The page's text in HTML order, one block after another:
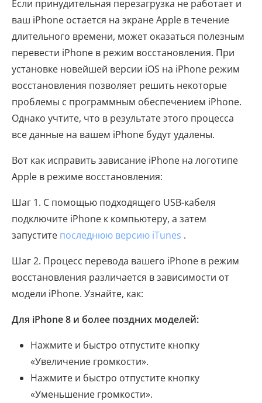
Если принудительная перезагрузка не работает и
ваш iPhone остается на экране Apple в течение
длительного времени, может оказаться полезным
перевести iPhone в режим восстановления. При
установке новейшей версии iOS на iPhone режим
восстановления позволяет решить некоторые
проблемы с программным обеспечением iPhone.
Однако учтите, что в результате этого процесса
все данные на вашем iPhone будут удалены.
Вот как исправить зависание iPhone на логотипе
Apple в режиме восстановления:
Шаг 1. С помощью подходящего USB-кабеля
подключите iPhone к компьютеру, а затем
запустите последнюю версию iTunes .
Шаг 2. Процесс перевода вашего iPhone в режим
восстановления различается в зависимости от
модели iPhone. Узнайте, как:
Для iPhone 8 и более поздних моделей:
Нажмите и быстро отпустите кнопку
«Увеличение громкости».
Нажмите и быстро отпустите кнопку
«Уменьшение громкости».